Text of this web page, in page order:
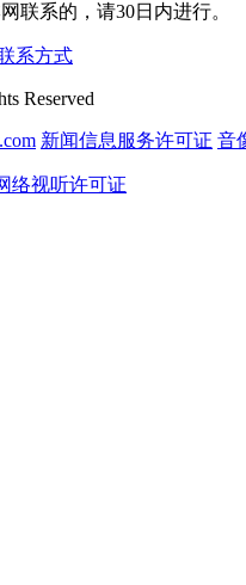
联系的，请30日内进行。
系方式
Reserved
新闻信息服务许可证 音
络视听许可证